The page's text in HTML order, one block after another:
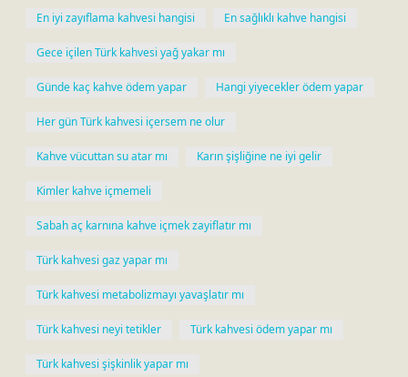
En iyi zayıflama kahvesi hangisi En sağlıklı kahve hangisi
Gece içilen Türk kahvesi yağ yakar mı
Günde kaç kahve ödem yapar Hangi yiyecekler ödem yapar
Her gün Türk kahvesi içersem ne olur
Kahve vücuttan su atar mı Karın şişliğine ne iyi gelir
Kimler kahve içmemeli
Sabah aç karnına kahve içmek zayiflatır mı
Türk kahvesi gaz yapar mı
Türk kahvesi metabolizmayı yavaşlatır mı
Türk kahvesi neyi tetikler Türk kahvesi ödem yapar mı
Türk kahvesi şişkinlik yapar mı